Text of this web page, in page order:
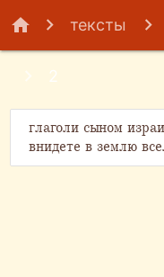
home тексты
2
глаголи сыном
внидете в землю